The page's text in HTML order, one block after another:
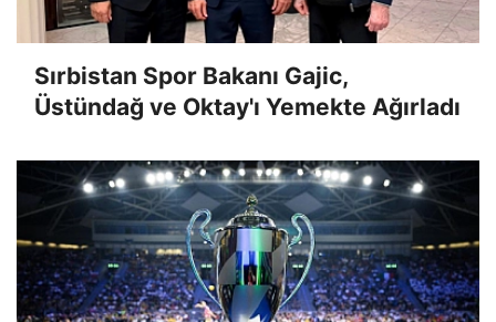
Sırbistan Spor Bakanı Gajic,
Üstündağ ve Oktay'ı Yemekte Ağırladı